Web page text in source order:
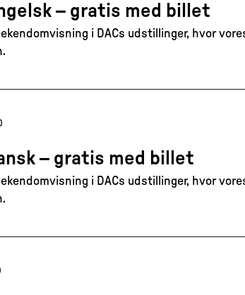
– gratis med billet
i DACs udstillinger, hvor
– gratis med billet
i DACs udstillinger, hvor